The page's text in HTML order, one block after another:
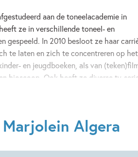
aan de toneelacademie in
ze in verschillende toneel- en
gespeeld. In 2010 besloot ze haar
te laten en zich te concentreren op het
en jeugdboeken, als van
bioscoop. Ook heeft ze diverse tv-
Algera